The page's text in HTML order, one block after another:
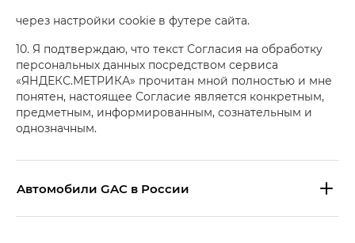
через настройки cookie в футере сайта.
10. Я подтверждаю, что текст Согласия на обработку
персональных данных посредством сервиса
«ЯНДЕКС.МЕТРИКА» прочитан мной полностью и мне
понятен, настоящее Согласие является конкретным,
предметным, информированным, сознательным и
однозначным.
Aвтомобили GAC в России